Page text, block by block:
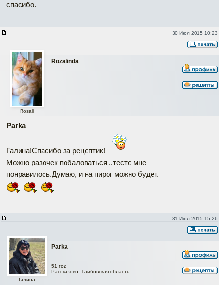
спасибо.
30 Июл 2015 10:23
Rozalinda
Rosali
Parka
Галина!Спасибо за рецептик!
Можно разочек побаловаться ..тесто мне
понравилось.Думаю, и на пирог можно будет.
31 Июл 2015 15:26
Parka
Галина
51 год
Рассказово, Тамбовская область